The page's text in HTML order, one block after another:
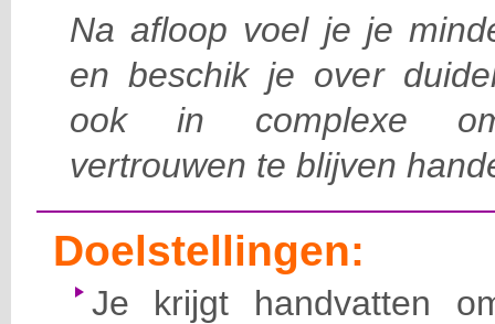
Na afloop voel je je
en beschik je over
ook in complexe
vertrouwen te blijven
Doelstellingen:
Je krijgt handvatten